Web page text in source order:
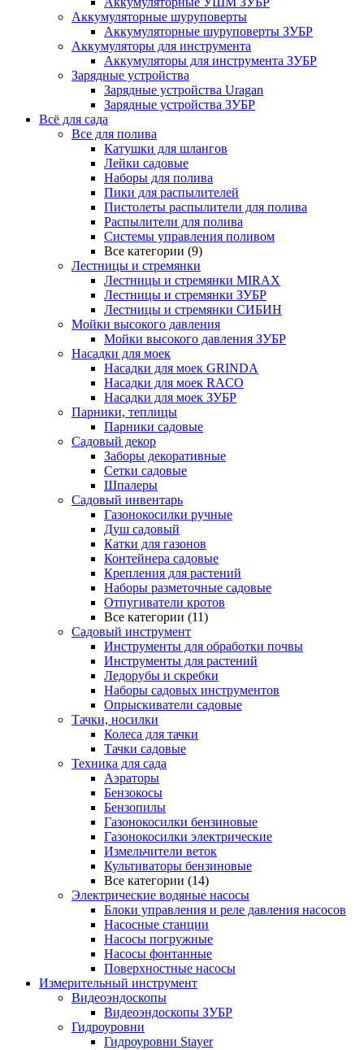
Аккумуляторные шуруповерты
Аккумуляторные шуруповерты ЗУБР
Аккумуляторы для инструмента
Аккумуляторы для инструмента ЗУБР
Зарядные устройства
Зарядные устройства Uragan
Зарядные устройства ЗУБР
Всё для сада
Все для полива
Катушки для шлангов
Лейки садовые
Наборы для полива
Пики для распылителей
Пистолеты распылители для полива
Распылители для полива
Системы управления поливом
Все категории (9)
Лестницы и стремянки
Лестницы и стремянки MIRAX
Лестницы и стремянки ЗУБР
Лестницы и стремянки СИБИН
Мойки высокого давления
Мойки высокого давления ЗУБР
Насадки для моек
Насадки для моек GRINDA
Насадки для моек RACO
Насадки для моек ЗУБР
Парники, теплицы
Парники садовые
Садовый декор
Заборы декоративные
Сетки садовые
Шпалеры
Садовый инвентарь
Газонокосилки ручные
Душ садовый
Катки для газонов
Контейнера садовые
Крепления для растений
Наборы разметочные садовые
Отпугиватели кротов
Все категории (11)
Садовый инструмент
Инструменты для обработки почвы
Инструменты для растений
Ледорубы и скребки
Наборы садовых инструментов
Опрыскиватели садовые
Тачки, носилки
Колеса для тачки
Тачки садовые
Техника для сада
Аэраторы
Бензокосы
Бензопилы
Газонокосилки бензиновые
Газонокосилки электрические
Измельчители веток
Культиваторы бензиновые
Все категории (14)
Электрические водяные насосы
Блоки управления и реле давления насосов
Насосные станции
Насосы погружные
Насосы фонтанные
Поверхностные насосы
Измерительный инструмент
Видеоэндоскопы
Видеоэндоскопы ЗУБР
Гидроуровни
Гидроуровни Stayer